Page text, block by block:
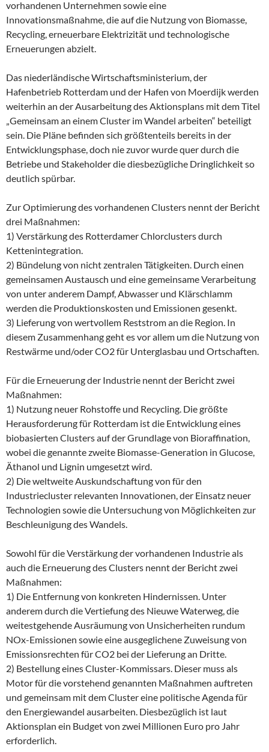
vorhandenen Unternehmen sowie eine
Innovationsmaßnahme, die auf die Nutzung von Biomasse,
Recycling, erneuerbare Elektrizität und technologische
Erneuerungen abzielt.
Das niederländische Wirtschaftsministerium, der
Hafenbetrieb Rotterdam und der Hafen von Moerdijk werden
weiterhin an der Ausarbeitung des Aktionsplans mit dem Titel
„Gemeinsam an einem Cluster im Wandel arbeiten“ beteiligt
sein. Die Pläne befinden sich größtenteils bereits in der
Entwicklungsphase, doch nie zuvor wurde quer durch die
Betriebe und Stakeholder die diesbezügliche Dringlichkeit so
deutlich spürbar.
Zur Optimierung des vorhandenen Clusters nennt der Bericht
drei Maßnahmen:
1) Verstärkung des Rotterdamer Chlorclusters durch
Kettenintegration.
2) Bündelung von nicht zentralen Tätigkeiten. Durch einen
gemeinsamen Austausch und eine gemeinsame Verarbeitung
von unter anderem Dampf, Abwasser und Klärschlamm
werden die Produktionskosten und Emissionen gesenkt.
3) Lieferung von wertvollem Reststrom an die Region. In
diesem Zusammenhang geht es vor allem um die Nutzung von
Restwärme und/oder CO2 für Unterglasbau und Ortschaften.
Für die Erneuerung der Industrie nennt der Bericht zwei
Maßnahmen:
1) Nutzung neuer Rohstoffe und Recycling. Die größte
Herausforderung für Rotterdam ist die Entwicklung eines
biobasierten Clusters auf der Grundlage von Bioraffination,
wobei die genannte zweite Biomasse-Generation in Glucose,
Äthanol und Lignin umgesetzt wird.
2) Die weltweite Auskundschaftung von für den
Industriecluster relevanten Innovationen, der Einsatz neuer
Technologien sowie die Untersuchung von Möglichkeiten zur
Beschleunigung des Wandels.
Sowohl für die Verstärkung der vorhandenen Industrie als
auch die Erneuerung des Clusters nennt der Bericht zwei
Maßnahmen:
1) Die Entfernung von konkreten Hindernissen. Unter
anderem durch die Vertiefung des Nieuwe Waterweg, die
weitestgehende Ausräumung von Unsicherheiten rundum
NOx-Emissionen sowie eine ausgeglichene Zuweisung von
Emissionsrechten für CO2 bei der Lieferung an Dritte.
2) Bestellung eines Cluster-Kommissars. Dieser muss als
Motor für die vorstehend genannten Maßnahmen auftreten
und gemeinsam mit dem Cluster eine politische Agenda für
den Energiewandel ausarbeiten. Diesbezüglich ist laut
Aktionsplan ein Budget von zwei Millionen Euro pro Jahr
erforderlich.